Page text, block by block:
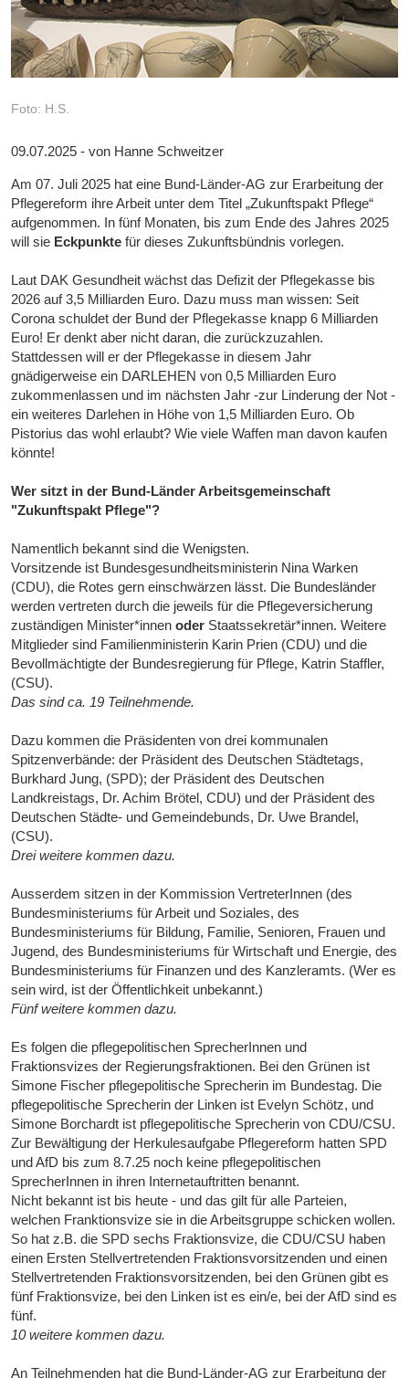
Foto: H.S.
09.07.2025 - von Hanne Schweitzer
Am 07. Juli 2025 hat eine Bund-Länder-AG zur Erarbeitung der
Pflegereform ihre Arbeit unter dem Titel „Zukunftspakt Pflege“
aufgenommen. In fünf Monaten, bis zum Ende des Jahres 2025
will sie Eckpunkte für dieses Zukunftsbündnis vorlegen.
Laut DAK Gesundheit wächst das Defizit der Pflegekasse bis
2026 auf 3,5 Milliarden Euro. Dazu muss man wissen: Seit
Corona schuldet der Bund der Pflegekasse knapp 6 Milliarden
Euro! Er denkt aber nicht daran, die zurückzuzahlen.
Stattdessen will er der Pflegekasse in diesem Jahr
gnädigerweise ein DARLEHEN von 0,5 Milliarden Euro
zukommenlassen und im nächsten Jahr -zur Linderung der Not -
ein weiteres Darlehen in Höhe von 1,5 Milliarden Euro. Ob
Pistorius das wohl erlaubt? Wie viele Waffen man davon kaufen
könnte!
Wer sitzt in der Bund-Länder Arbeitsgemeinschaft
"Zukunftspakt Pflege"?
Namentlich bekannt sind die Wenigsten.
Vorsitzende ist Bundesgesundheitsministerin Nina Warken
(CDU), die Rotes gern einschwärzen lässt. Die Bundesländer
werden vertreten durch die jeweils für die Pflegeversicherung
zuständigen Minister*innenoder Staatssekretär*innen. Weitere
Mitglieder sind Familienministerin Karin Prien (CDU) und die
Bevollmächtigte der Bundesregierung für Pflege, Katrin Staffler,
(CSU).
Das sind ca. 19 Teilnehmende.
Dazu kommen die Präsidenten von drei kommunalen
Spitzenverbände: der Präsident des Deutschen Städtetags,
Burkhard Jung, (SPD); der Präsident des Deutschen
Landkreistags, Dr. Achim Brötel, CDU) und der Präsident des
Deutschen Städte- und Gemeindebunds, Dr. Uwe Brandel,
(CSU).
Drei weitere kommen dazu.
Ausserdem sitzen in der Kommission VertreterInnen (des
Bundesministeriums für Arbeit und Soziales, des
Bundesministeriums für Bildung, Familie, Senioren, Frauen und
Jugend, des Bundesministeriums für Wirtschaft und Energie, des
Bundesministeriums für Finanzen und des Kanzleramts. (Wer es
sein wird, ist der Öffentlichkeit unbekannt.)
Fünf weitere kommen dazu.
Es folgen die pflegepolitischen SprecherInnen und
Fraktionsvizes der Regierungsfraktionen. Bei den Grünen ist
Simone Fischer pflegepolitische Sprecherin im Bundestag. Die
pflegepolitische Sprecherin der Linken ist Evelyn Schötz, und
Simone Borchardt ist pflegepolitische Sprecherin von CDU/CSU.
Zur Bewältigung der Herkulesaufgabe Pflegereform hatten SPD
und AfD bis zum 8.7.25 noch keine pflegepolitischen
SprecherInnen in ihren Internetauftritten benannt.
Nicht bekannt ist bis heute - und das gilt für alle Parteien,
welchen Franktionsvize sie in die Arbeitsgruppe schicken wollen.
So hat z.B. die SPD sechs Fraktionsvize, die CDU/CSU haben
einen Ersten Stellvertretenden Fraktionsvorsitzenden und einen
Stellvertretenden Fraktionsvorsitzenden, bei den Grünen gibt es
fünf Fraktionsvize, bei den Linken ist es ein/e, bei der AfD sind es
fünf.
10 weitere kommen dazu.
An Teilnehmenden hat die Bund-Länder-AG zur Erarbeitung der